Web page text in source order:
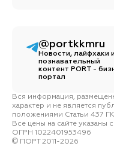
Вся информация,
характер и не является
положениями Статьи 437
Все цены на сайте
ОГРН 1022401953496
ПОРТ 2011-2026
@portkkmru
Новости, лайфхаки и
познавательный
контент PORT -
портал